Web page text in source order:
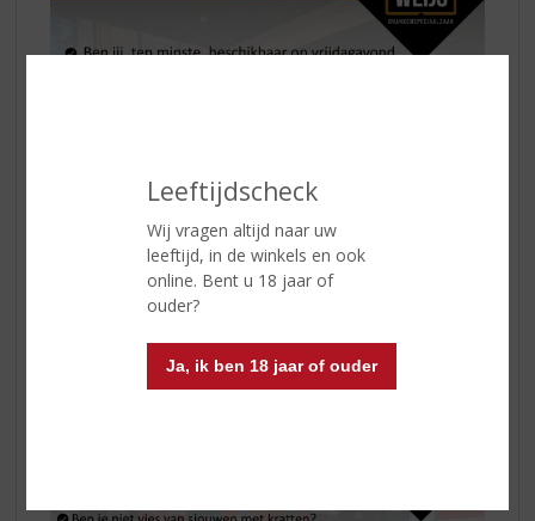
Leeftijdscheck
Wij vragen altijd naar uw
leeftijd, in de winkels en ook
online. Bent u 18 jaar of
ouder?
Ja, ik ben 18 jaar of ouder